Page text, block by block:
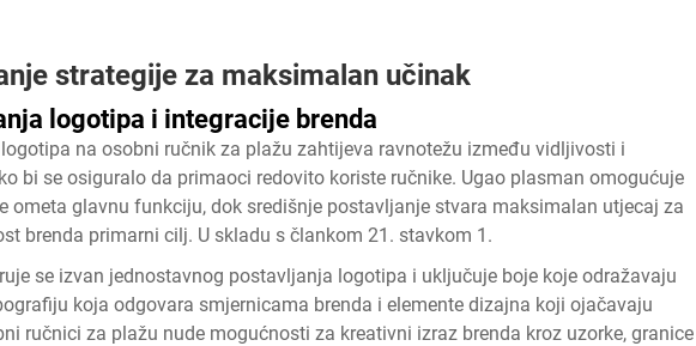
strategije za maksimalan učinak
logotipa i integracije brenda
na osobni ručnik za plažu zahtijeva ravnotežu između vidljivosti i
bi se osiguralo da primaoci redovito koriste ručnike. Ugao plasman omogućuje
ometa glavnu funkciju, dok središnje postavljanje stvara maksimalan utjecaj za
brenda primarni cilj. U skladu s člankom 21. stavkom 1.
se izvan jednostavnog postavljanja logotipa i uključuje boje koje odražavaju
koja odgovara smjernicama brenda i elemente dizajna koji ojačavaju
ručnici za plažu nude mogućnosti za kreativni izraz brenda kroz uzorke, granice